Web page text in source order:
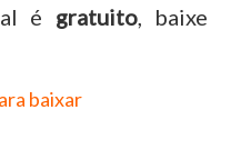
é gratuito, baixe
baixar